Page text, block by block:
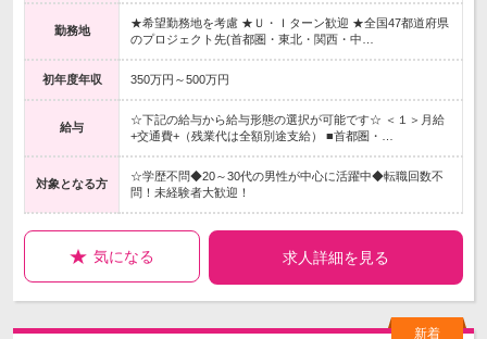
勤務地
★希望勤務地を考慮 ★Ｕ・Ｉターン歓迎 ★全国47都道府県
のプロジェクト先(首都圏・東北・関西・中…
初年度年収 350万円～500万円
給与
☆下記の給与から給与形態の選択が可能です☆ ＜１＞月給
+交通費+（残業代は全額別途支給） ■首都圏・…
対象となる方
☆学歴不問◆20～30代の男性が中心に活躍中◆転職回数不
問！未経験者大歓迎！
気になる 求人詳細を見る